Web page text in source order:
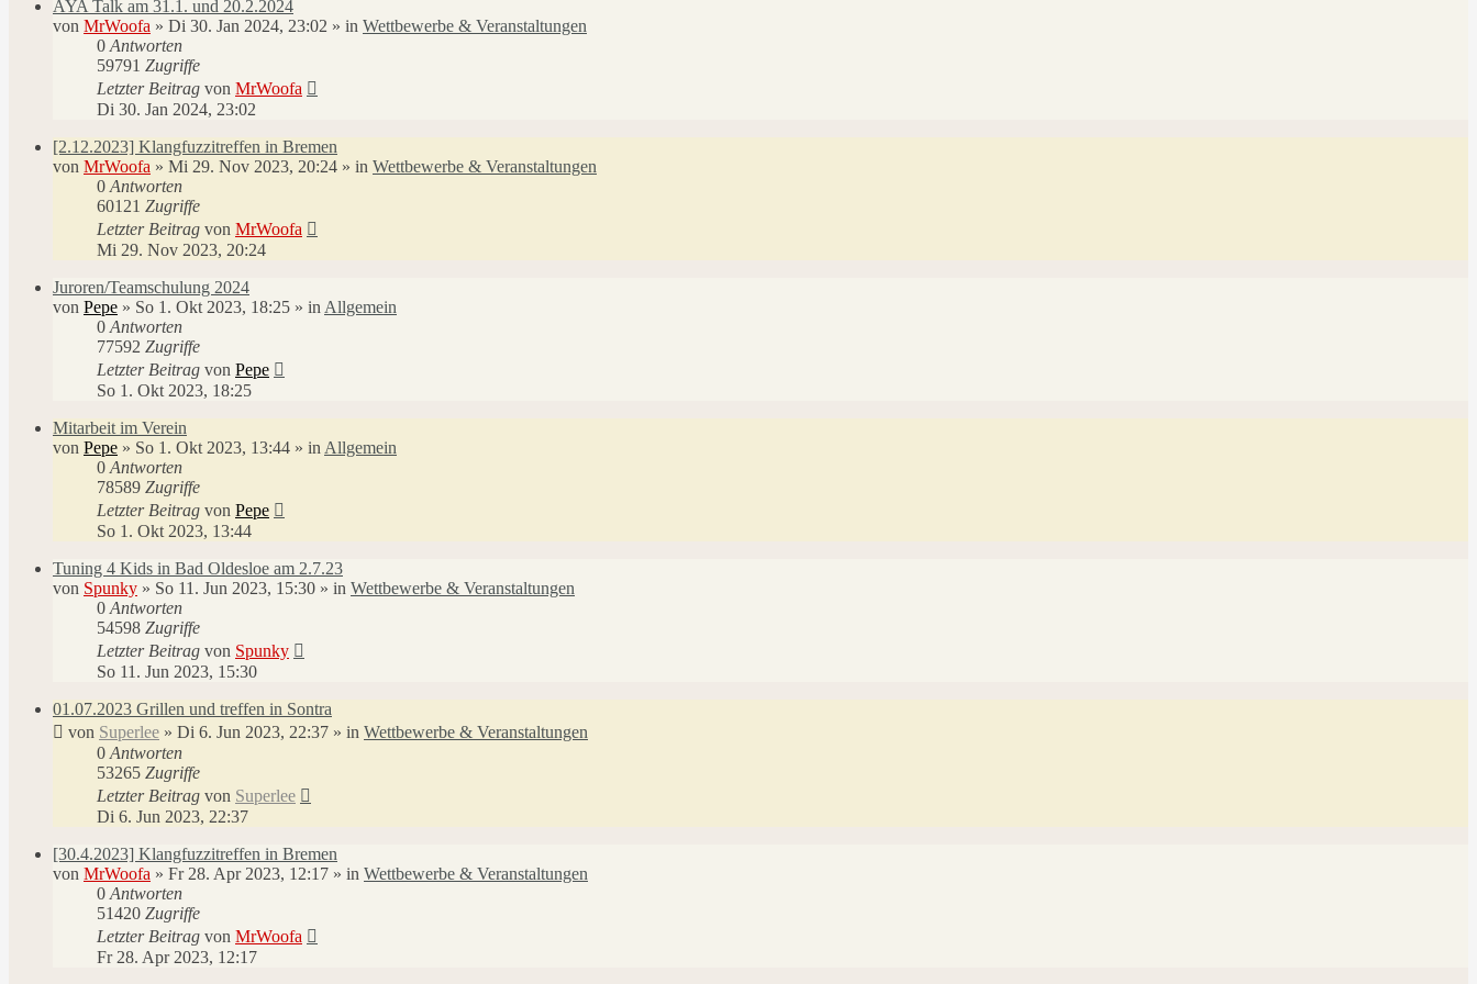
AYA Talk am 31.1. und 20.2.2024
von MrWoofa » Di 30. Jan 2024, 23:02 » in Wettbewerbe & Veranstaltungen
0 Antworten
59791 Zugriffe
Letzter Beitrag von MrWoofa
Di 30. Jan 2024, 23:02
[2.12.2023] Klangfuzzitreffen in Bremen
von MrWoofa » Mi 29. Nov 2023, 20:24 » in Wettbewerbe & Veranstaltungen
0 Antworten
60121 Zugriffe
Letzter Beitrag von MrWoofa
Mi 29. Nov 2023, 20:24
Juroren/Teamschulung 2024
von Pepe » So 1. Okt 2023, 18:25 » in Allgemein
0 Antworten
77592 Zugriffe
Letzter Beitrag von Pepe
So 1. Okt 2023, 18:25
Mitarbeit im Verein
von Pepe » So 1. Okt 2023, 13:44 » in Allgemein
0 Antworten
78589 Zugriffe
Letzter Beitrag von Pepe
So 1. Okt 2023, 13:44
Tuning 4 Kids in Bad Oldesloe am 2.7.23
von Spunky » So 11. Jun 2023, 15:30 » in Wettbewerbe & Veranstaltungen
0 Antworten
54598 Zugriffe
Letzter Beitrag von Spunky
So 11. Jun 2023, 15:30
01.07.2023 Grillen und treffen in Sontra
von Superlee » Di 6. Jun 2023, 22:37 » in Wettbewerbe & Veranstaltungen
0 Antworten
53265 Zugriffe
Letzter Beitrag von Superlee
Di 6. Jun 2023, 22:37
[30.4.2023] Klangfuzzitreffen in Bremen
von MrWoofa » Fr 28. Apr 2023, 12:17 » in Wettbewerbe & Veranstaltungen
0 Antworten
51420 Zugriffe
Letzter Beitrag von MrWoofa
Fr 28. Apr 2023, 12:17